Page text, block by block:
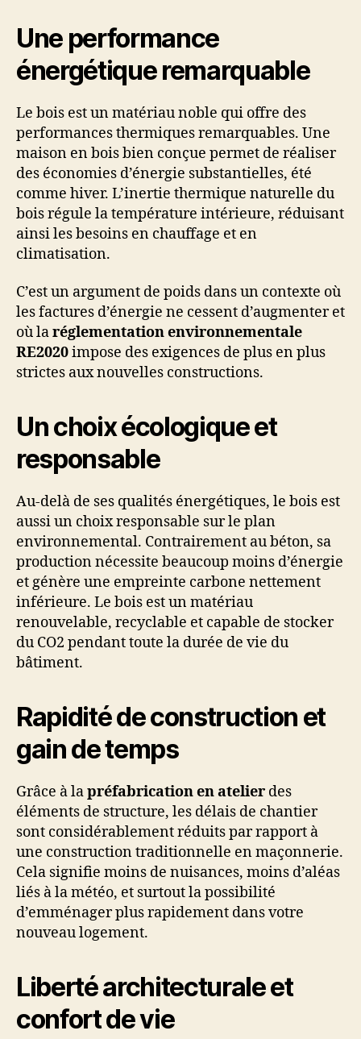
Une performance
énergétique remarquable
Le bois est un matériau noble qui offre des
performances thermiques remarquables. Une
maison en bois bien conçue permet de réaliser
des économies d’énergie substantielles, été
comme hiver. L’inertie thermique naturelle du
bois régule la température intérieure, réduisant
ainsi les besoins en chauffage et en
climatisation.
C’est un argument de poids dans un contexte où
les factures d’énergie ne cessent d’augmenter et
où laréglementation environnementale
RE2020impose des exigences de plus en plus
strictes aux nouvelles constructions.
Un choix écologique et
responsable
Au-delà de ses qualités énergétiques, le bois est
aussi un choix responsable sur le plan
environnemental. Contrairement au béton, sa
production nécessite beaucoup moins d’énergie
et génère une empreinte carbone nettement
inférieure. Le bois est un matériau
renouvelable, recyclable et capable de stocker
du CO2 pendant toute la durée de vie du
bâtiment.
Rapidité de construction et
gain de temps
Grâce à lapréfabrication en atelier des
éléments de structure, les délais de chantier
sont considérablement réduits par rapport à
une construction traditionnelle en maçonnerie.
Cela signifie moins de nuisances, moins d’aléas
liés à la météo, et surtout la possibilité
d’emménager plus rapidement dans votre
nouveau logement.
Liberté architecturale et
confort de vie